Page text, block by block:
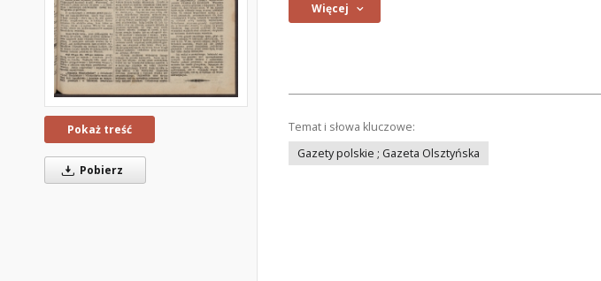
Pokaż treść
Pobierz
Więcej
Temat i słowa kluczowe:
Gazety polskie ; Gazeta Olsztyńska